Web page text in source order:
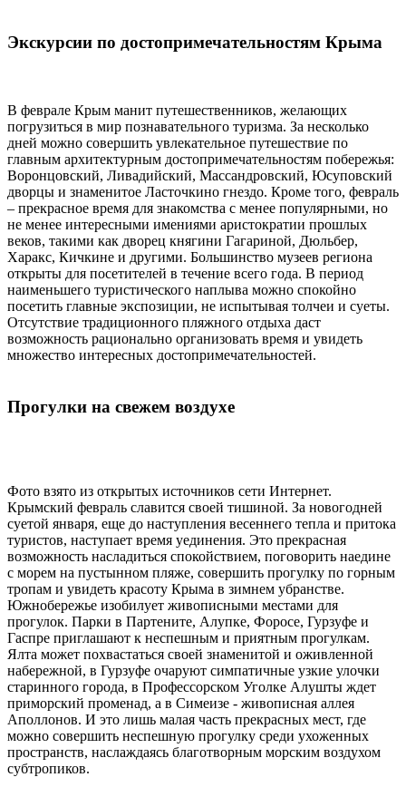
Экскурсии по достопримечательностям Крыма
В феврале Крым манит путешественников, желающих
погрузиться в мир познавательного туризма. За несколько
дней можно совершить увлекательное путешествие по
главным архитектурным достопримечательностям побережья:
Воронцовский, Ливадийский, Массандровский, Юсуповский
дворцы и знаменитое Ласточкино гнездо. Кроме того, февраль
– прекрасное время для знакомства с менее популярными, но
не менее интересными имениями аристократии прошлых
веков, такими как дворец княгини Гагариной, Дюльбер,
Харакс, Кичкине и другими. Большинство музеев региона
открыты для посетителей в течение всего года. В период
наименьшего туристического наплыва можно спокойно
посетить главные экспозиции, не испытывая толчеи и суеты.
Отсутствие традиционного пляжного отдыха даст
возможность рационально организовать время и увидеть
множество интересных достопримечательностей.
Прогулки на свежем воздухе
Фото взято из открытых источников сети Интернет.
Крымский февраль славится своей тишиной. За новогодней
суетой января, еще до наступления весеннего тепла и притока
туристов, наступает время уединения. Это прекрасная
возможность насладиться спокойствием, поговорить наедине
с морем на пустынном пляже, совершить прогулку по горным
тропам и увидеть красоту Крыма в зимнем убранстве.
Южнобережье изобилует живописными местами для
прогулок. Парки в Партените, Алупке, Форосе, Гурзуфе и
Гаспре приглашают к неспешным и приятным прогулкам.
Ялта может похвастаться своей знаменитой и оживленной
набережной, в Гурзуфе очаруют симпатичные узкие улочки
старинного города, в Профессорском Уголке Алушты ждет
приморский променад, а в Симеизе - живописная аллея
Аполлонов. И это лишь малая часть прекрасных мест, где
можно совершить неспешную прогулку среди ухоженных
пространств, наслаждаясь благотворным морским воздухом
субтропиков.